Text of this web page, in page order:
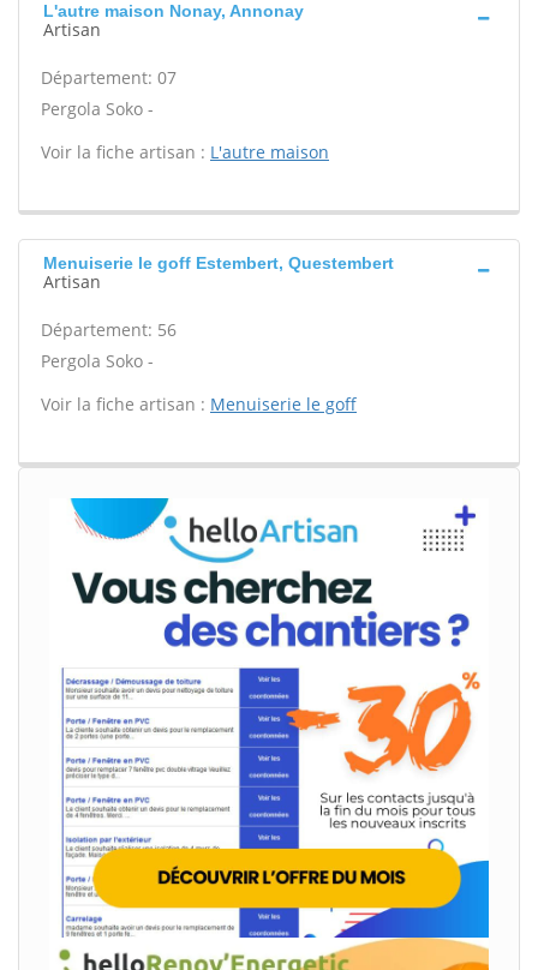
L'autre maison Nonay, Annonay
Artisan
Département: 07
Pergola Soko -
Voir la fiche artisan : L'autre maison
Menuiserie le goff Estembert, Questembert
Artisan
Département: 56
Pergola Soko -
Voir la fiche artisan : Menuiserie le goff